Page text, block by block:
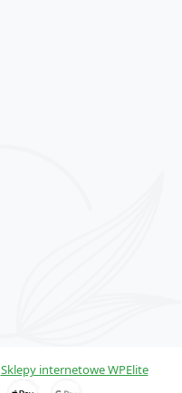
Sklepy internetowe WPElite